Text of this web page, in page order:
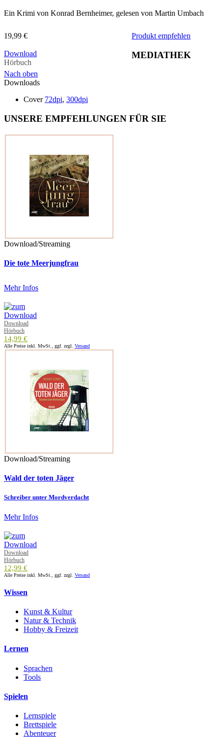
Ein Krimi von Konrad Bernheimer, gelesen von Martin Umbach
19,99 €
Download
Hörbuch
Produkt empfehlen
MEDIATHEK
Nach oben
Downloads
Cover 72dpi, 300dpi
UNSERE EMPFEHLUNGEN FÜR SIE
Download/Streaming
Die tote Meerjungfrau
Mehr Infos
Download
Hörbuch
14,99 €
Alle Preise inkl. MwSt., ggf. zzgl. Versand
Download/Streaming
Wald der toten Jäger
Schreiber unter Mordverdacht
Mehr Infos
Download
Hörbuch
12,99 €
Alle Preise inkl. MwSt., ggf. zzgl. Versand
Wissen
Kunst & Kultur
Natur & Technik
Hobby & Freizeit
Lernen
Sprachen
Tools
Spielen
Lernspiele
Brettspiele
Abenteuer